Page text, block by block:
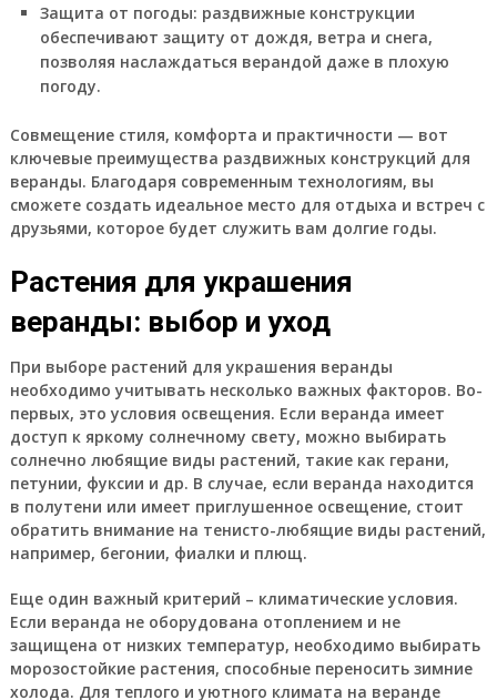
Защита от погоды: раздвижные конструкции
обеспечивают защиту от дождя, ветра и снега,
позволяя наслаждаться верандой даже в плохую
погоду.
Совмещение стиля, комфорта и практичности — вот
ключевые преимущества раздвижных конструкций для
веранды. Благодаря современным технологиям, вы
сможете создать идеальное место для отдыха и встреч с
друзьями, которое будет служить вам долгие годы.
Растения для украшения
веранды: выбор и уход
При выборе растений для украшения веранды
необходимо учитывать несколько важных факторов. Во-
первых, это условия освещения. Если веранда имеет
доступ к яркому солнечному свету, можно выбирать
солнечно любящие виды растений, такие как герани,
петунии, фуксии и др. В случае, если веранда находится
в полутени или имеет приглушенное освещение, стоит
обратить внимание на тенисто-любящие виды растений,
например, бегонии, фиалки и плющ.
Еще один важный критерий – климатические условия.
Если веранда не оборудована отоплением и не
защищена от низких температур, необходимо выбирать
морозостойкие растения, способные переносить зимние
холода. Для теплого и уютного климата на веранде